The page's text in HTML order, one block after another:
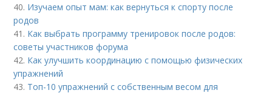
40. Изучаем опыт мам: как вернуться к спорту после
родов
41. Как выбрать программу тренировок после родов:
советы участников форума
42. Как улучшить координацию с помощью физических
упражнений
43. Топ-10 упражнений с собственным весом для